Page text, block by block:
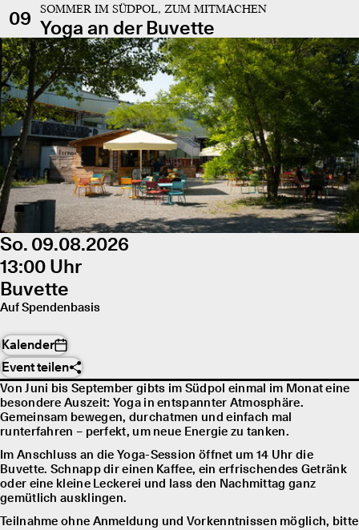
09
SOMMER IM SÜDPOL, ZUM MITMACHEN
Yoga an der Buvette
So. 09.08.2026
13:00 Uhr
Buvette
Auf Spendenbasis
Kalender
Event teilen
Von Juni bis September gibts im Südpol einmal im Monat eine
besondere Auszeit: Yoga in entspannter Atmosphäre.
Gemeinsam bewegen, durchatmen und einfach mal
runterfahren – perfekt, um neue Energie zu tanken.
Im Anschluss an die Yoga-Session öffnet um 14 Uhr die
Buvette. Schnapp dir einen Kaffee, ein erfrischendes Getränk
oder eine kleine Leckerei und lass den Nachmittag ganz
gemütlich ausklingen.
Teilnahme ohne Anmeldung und Vorkenntnissen möglich, bitte